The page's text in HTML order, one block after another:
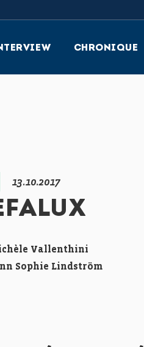
CHRONIQUE
13.10.2017
Vallenthini
Sophie Lindström